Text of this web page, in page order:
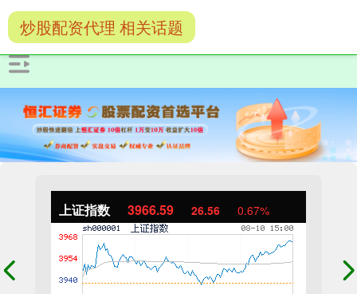
上证指数 3966.59 26.56 0.67%
炒股配资代理 相关话题